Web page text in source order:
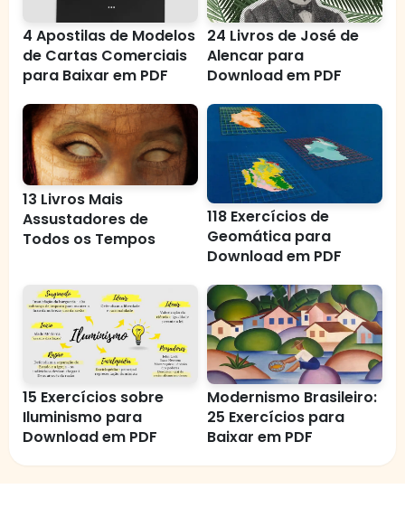
4 Apostilas de Modelos
de Cartas Comerciais
para Baixar em PDF
24 Livros de José de
Alencar para
Download em PDF
13 Livros Mais
Assustadores de
Todos os Tempos
118 Exercícios de
Geomática para
Download em PDF
15 Exercícios sobre
Iluminismo para
Download em PDF
Modernismo Brasileiro:
25 Exercícios para
Baixar em PDF